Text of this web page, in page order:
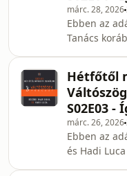
Milyen
a kedvenc
Hogyan
a
kérdéseket
márc. 28, 2026
Ebben az
Tanács
ebben a
Hogyan
tanulmányok
matematikai
Tudjuk-e
Hétfőtől
S02E03
márc. 26, 2026
Ebben az
és Hadi